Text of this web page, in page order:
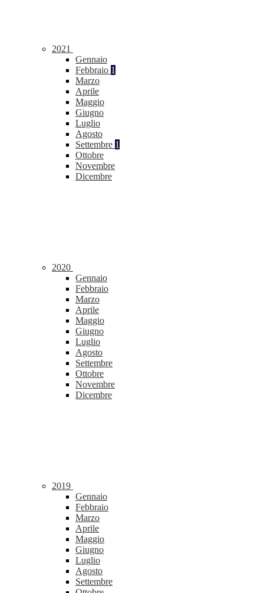
2021
Gennaio
Febbraio 1
Marzo
Aprile
Maggio
Giugno
Luglio
Agosto
Settembre 1
Ottobre
Novembre
Dicembre
2020
Gennaio
Febbraio
Marzo
Aprile
Maggio
Giugno
Luglio
Agosto
Settembre
Ottobre
Novembre
Dicembre
2019
Gennaio
Febbraio
Marzo
Aprile
Maggio
Giugno
Luglio
Agosto
Settembre